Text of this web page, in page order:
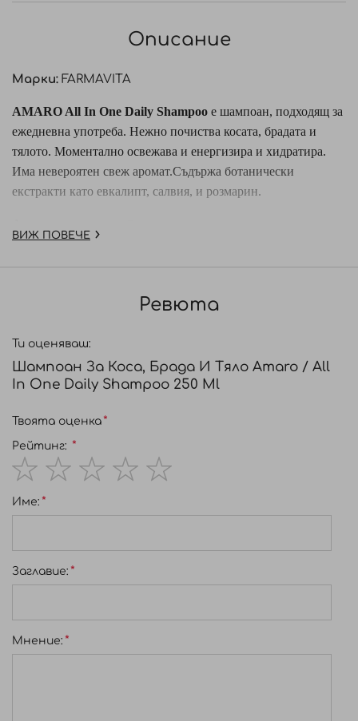
Описание
Марки: FARMAVITA
AMARO All In One Daily Shampoo e шампоан, подходящ за
ежедневна употреба. Нежно почиства косата, брадата и
тялото. Моментално освежава и енергизира и хидратира.
Има невероятен свеж аромат.Съдържа ботанически
екстракти като евкалипт, салвия, и розмарин.
чай;Евкалипт;
дърво;Куилая;Бяла бреза;Мента.
Начин на употреба:Нанесете на мокра коса,
ВИЖ ПОВЕЧЕ
Ревюта
Ти оценяваш:
Шампоан За Коса, Брада И Тяло Amaro / All
In One Daily Shampoo 250 Ml
Твоята оценка
Рейтинг:
star
stars
stars
stars
stars
Име:
Заглавиe:
Мнение: